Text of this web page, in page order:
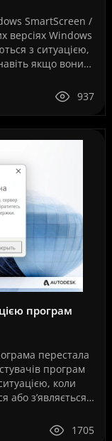
SmartScreen /
версіях Windows
з ситуацією,
якщо вони
937
програм
перестала
програм
коли
або з’являється
1705